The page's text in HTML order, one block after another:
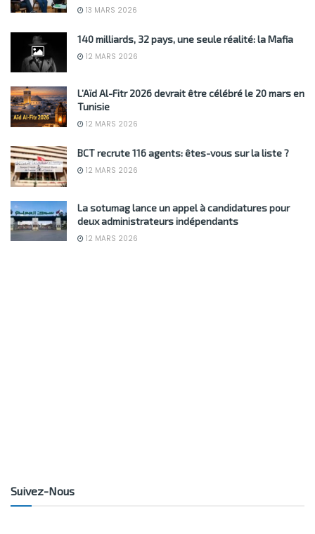
13 MARS 2026
140 milliards, 32 pays, une seule réalité: la Mafia
12 MARS 2026
L’Aïd Al-Fitr 2026 devrait être célébré le 20 mars en
Tunisie
12 MARS 2026
BCT recrute 116 agents: êtes-vous sur la liste ?
12 MARS 2026
La sotumag lance un appel à candidatures pour
deux administrateurs indépendants
12 MARS 2026
Suivez-Nous